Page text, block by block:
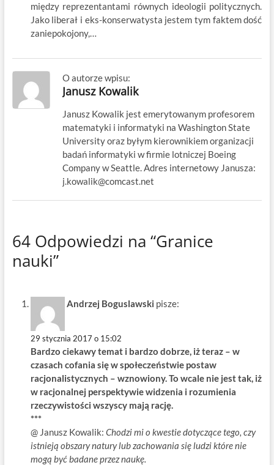
między reprezentantami równych ideologii politycznych.
Jako liberał i eks-konserwatysta jestem tym faktem dość
zaniepokojony,…
O autorze wpisu:
Janusz Kowalik
Janusz Kowalik jest emerytowanym profesorem
matematyki i informatyki na Washington State
University oraz byłym kierownikiem organizacji
badań informatyki w firmie lotniczej Boeing
Company w Seattle. Adres internetowy Janusza:
j.kowalik@comcast.net
64 Odpowiedzi na “Granice
nauki”
Andrzej Boguslawski pisze:
29 stycznia 2017 o 15:02
Bardzo ciekawy temat i bardzo dobrze, iż teraz – w
czasach cofania się w społeczeństwie postaw
racjonalistycznych – wznowiony. To wcale nie jest tak, iż
w racjonalnej perspektywie widzenia i rozumienia
rzeczywistości wszyscy mają rację.
***
@ Janusz Kowalik: Chodzi mi o kwestie dotyczące tego, czy
istnieją obszary natury lub zachowania się ludzi które nie
mogą być badane przez naukę.